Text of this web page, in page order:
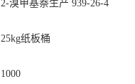
2-溴甲基萘生产 939-26-4
25kg纸板桶
1000